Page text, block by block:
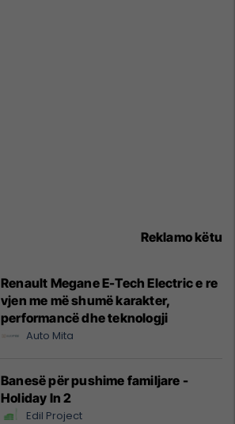
Reklamo këtu
Renault Megane E-Tech Electric e re
vjen me më shumë karakter,
performancë dhe teknologji
Auto Mita
Banesë për pushime familjare -
Holiday In 2
Edil Project